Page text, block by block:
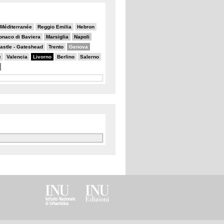
Reggio Emilia Hebron
di Baviera Marsiglia Napoli
- Gateshead Trento Genova
Valencia Livorno Berlino Salerno